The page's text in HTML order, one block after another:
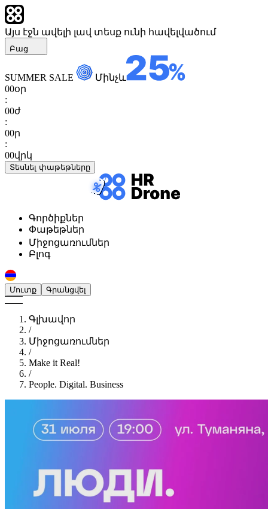
Այս էջն ավելի լավ տեսք ունի հավելվածում
Բաց
SUMMER SALE
Մինչև
00օր
:
00ժ
:
00ր
:
00վրկ
Տեսնել փաթեթները
Գործիքներ
Փաթեթներ
Միջոցառումներ
Բլոգ
Մուտք Գրանցվել
Գլխավոր
/
Միջոցառումներ
/
Make it Real!
/
People. Digital. Business